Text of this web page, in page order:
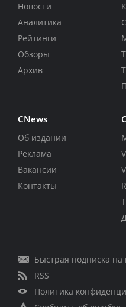
Новости
Аналитика
Рейтинги
Обзоры
Архив
CNews
Об издании
Реклама
Вакансии
Контакты
Быстрая подписка на
RSS
Политика